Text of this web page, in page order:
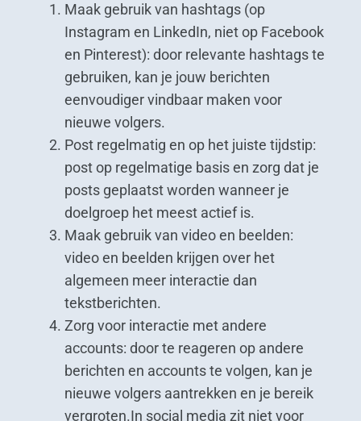
Maak gebruik van hashtags (op
Instagram en LinkedIn, niet op Facebook
en Pinterest): door relevante hashtags te
gebruiken, kan je jouw berichten
eenvoudiger vindbaar maken voor
nieuwe volgers.
Post regelmatig en op het juiste tijdstip:
post op regelmatige basis en zorg dat je
posts geplaatst worden wanneer je
doelgroep het meest actief is.
Maak gebruik van video en beelden:
video en beelden krijgen over het
algemeen meer interactie dan
tekstberichten.
Zorg voor interactie met andere
accounts: door te reageren op andere
berichten en accounts te volgen, kan je
nieuwe volgers aantrekken en je bereik
vergroten.In social media zit niet voor